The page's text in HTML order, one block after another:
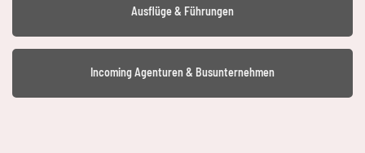
Ausflüge & Führungen
Incoming Agenturen & Busunternehmen